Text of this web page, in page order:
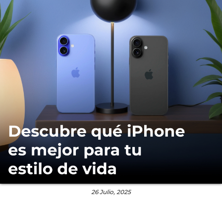
26 Julio, 2025